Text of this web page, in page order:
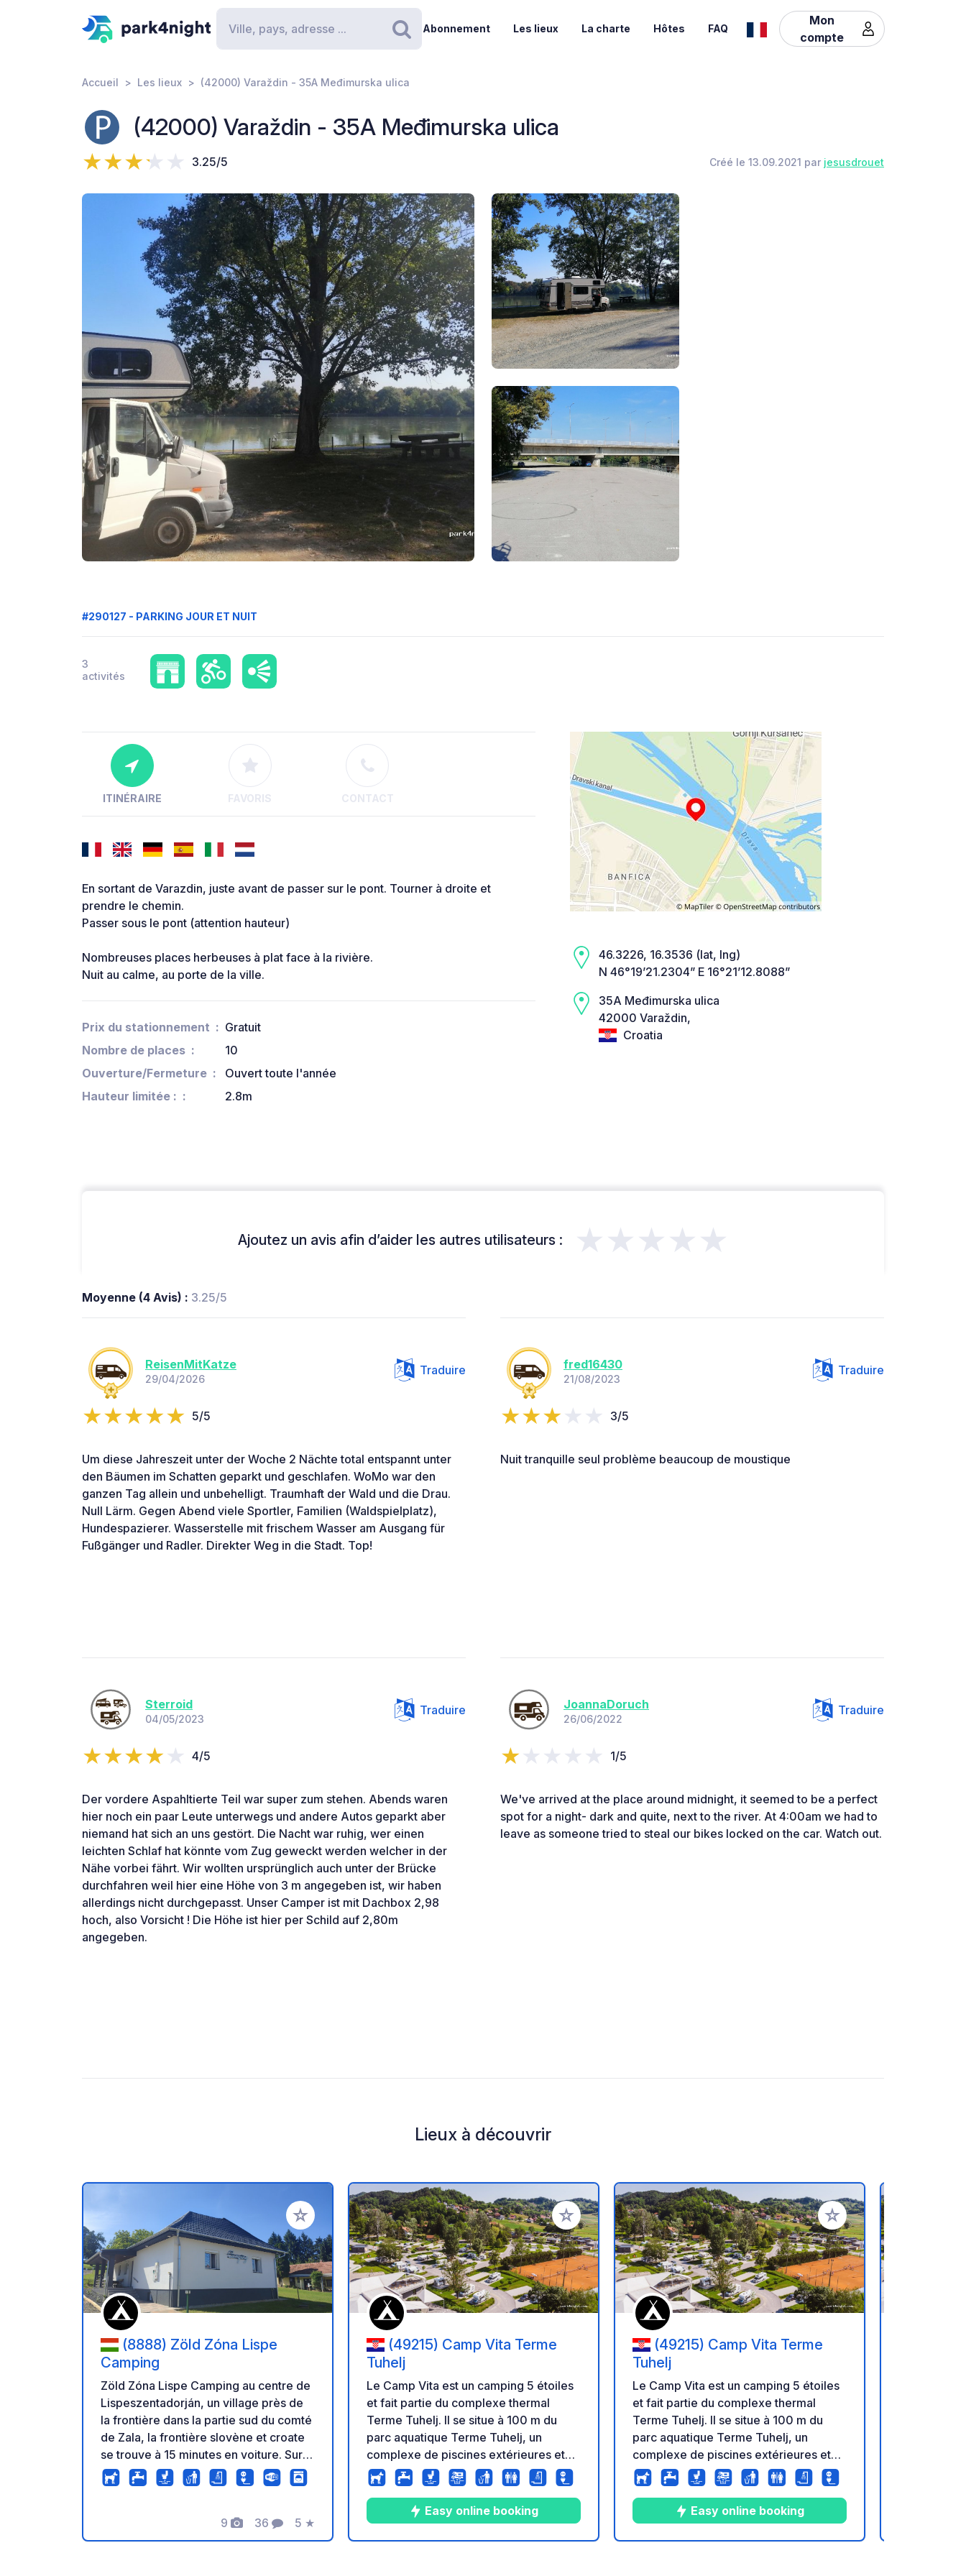
Rechercher
Abonnement Les lieux La charte Hôtes FAQ
Mon
compte
Accueil Les lieux (42000) Varaždin - 35A Međimurska ulica
(42000) Varaždin - 35A Međimurska ulica
3.25/5 Créé le 13.09.2021 par jesusdrouet
#290127 - PARKING JOUR ET NUIT
3
activités
ITINÉRAIRE FAVORIS CONTACT
En sortant de Varazdin, juste avant de passer sur le pont. Tourner à droite et
prendre le chemin.
Passer sous le pont (attention hauteur)
Nombreuses places herbeuses à plat face à la rivière.
Nuit au calme, au porte de la ville.
Prix du stationnement
Gratuit
Nombre de places
10
Ouverture/Fermeture
Ouvert toute l'année
Hauteur limitée :
2.8m
46.3226, 16.3536 (lat, lng)
N 46°19’21.2304” E 16°21’12.8088”
35A Međimurska ulica
42000 Varaždin,
Croatia
Ajoutez un avis afin d’aider les autres utilisateurs : ★★★★★
Moyenne (4 Avis) : 3.25/5
ReisenMitKatze
29/04/2026
Traduire
5/5
Um diese Jahreszeit unter der Woche 2 Nächte total entspannt unter
den Bäumen im Schatten geparkt und geschlafen. WoMo war den
ganzen Tag allein und unbehelligt. Traumhaft der Wald und die Drau.
Null Lärm. Gegen Abend viele Sportler, Familien (Waldspielplatz),
Hundespazierer. Wasserstelle mit frischem Wasser am Ausgang für
Fußgänger und Radler. Direkter Weg in die Stadt. Top!
fred16430
21/08/2023
Traduire
3/5
Nuit tranquille seul problème beaucoup de moustique
Sterroid
04/05/2023
Traduire
4/5
Der vordere Aspahltierte Teil war super zum stehen. Abends waren
hier noch ein paar Leute unterwegs und andere Autos geparkt aber
niemand hat sich an uns gestört. Die Nacht war ruhig, wer einen
leichten Schlaf hat könnte vom Zug geweckt werden welcher in der
Nähe vorbei fährt. Wir wollten ursprünglich auch unter der Brücke
durchfahren weil hier eine Höhe von 3 m angegeben ist, wir haben
allerdings nicht durchgepasst. Unser Camper ist mit Dachbox 2,98
hoch, also Vorsicht ! Die Höhe ist hier per Schild auf 2,80m
angegeben.
JoannaDoruch
26/06/2022
Traduire
1/5
We've arrived at the place around midnight, it seemed to be a perfect
spot for a night- dark and quite, next to the river. At 4:00am we had to
leave as someone tried to steal our bikes locked on the car. Watch out.
Lieux à découvrir
Ajouter à vos favoris
(8888) Zöld Zóna Lispe
Camping
Zöld Zóna Lispe Camping au centre de
Lispeszentadorján, un village près de
la frontière dans la partie sud du comté
de Zala, la frontière slovène et croate
se trouve à 15 minutes en voiture. Sur
notre terrain de 5000 mètres carrés,
12 tentes et 12 caravanes peuvent être
de service est situé à l'entrée du
camping. Le bâtiment entièrement
9
Photos
36
Commentaires
5
Note
★
Ajouter à vos favoris
(49215) Camp Vita Terme
Tuhelj
Le Camp Vita est un camping 5 étoiles
et fait partie du complexe thermal
Terme Tuhelj. Il se situe à 100 m du
parc aquatique Terme Tuhelj, un
complexe de piscines extérieures et
intérieures. Le Camp Vita propose 74
emplacements pour camping-cars,
caravanes et tentes, répartis sur trois
zones. La zone A comprend 20
emplacements avec des
Easy online booking
Ajouter à vos favoris
(49215) Camp Vita Terme
Tuhelj
Le Camp Vita est un camping 5 étoiles
et fait partie du complexe thermal
Terme Tuhelj. Il se situe à 100 m du
parc aquatique Terme Tuhelj, un
complexe de piscines extérieures et
intérieures. Le Camp Vita propose 74
emplacements pour camping-cars,
caravanes et tentes, répartis sur trois
zones. La zone A comprend 20
emplacements avec des
Easy online booking